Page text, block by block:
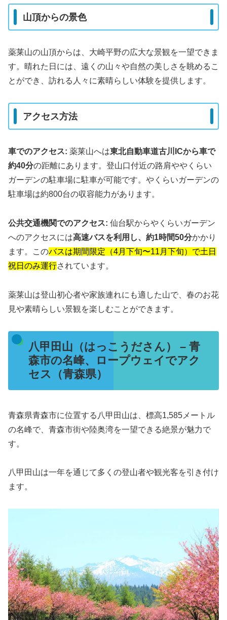
山頂からの景色
薬莱山の山頂からは、大崎平野の広大な景観を一望できま
す。晴れた日には、遠くの山々や自然の美しさを眺めるこ
とができ、訪れる人々に素晴らしい体験を提供します。
アクセス方法
車でのアクセス: 薬莱山へは東北自動車道古川ICから車で
約40分の距離にあります。登山口付近の路肩ややくらい
ガーデンの駐車場に駐車が可能です。やくらいガーデンの
駐車場は約800台の収容能力があります​​​​。
公共交通機関でのアクセス: 仙台駅からやくらいガーデン
へのアクセスには高速バスを利用し、約1時間50分かかり
ます。このバスは期間限定（4月下旬〜11月下旬）で土日
祝日のみ運行されています​​。
薬莱山は登山初心者や家族連れにも適した山で、春のお花
見や素晴らしい景観を楽しむことができます。
八甲田山（はっこうださん） – 青
森市の名峰、ロープウェイでアク
セス（青森県）
青森県青森市に位置する八甲田山は、標高1,585メートル
の名峰で、青森市街や陸奥湾を一望できる絶景が魅力で
す。
八甲田山は一年を通じて多くの登山者や観光客を引き付け
ます。